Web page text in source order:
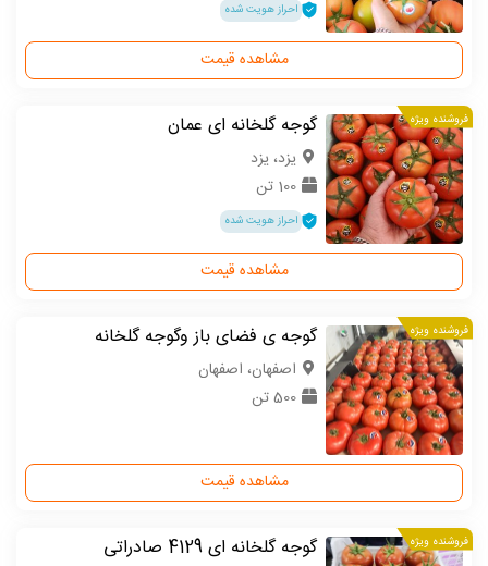
احراز هویت شده
مشاهده قیمت
فروشنده ویژه گوجه گلخانه ای عمان
یزد، یزد
100 تن
احراز هویت شده
مشاهده قیمت
فروشنده ویژه گوجه ی فضای باز وگوجه گلخانه
اصفهان، اصفهان
500 تن
مشاهده قیمت
فروشنده ویژه گوجه گلخانه ای 4129 صادراتی